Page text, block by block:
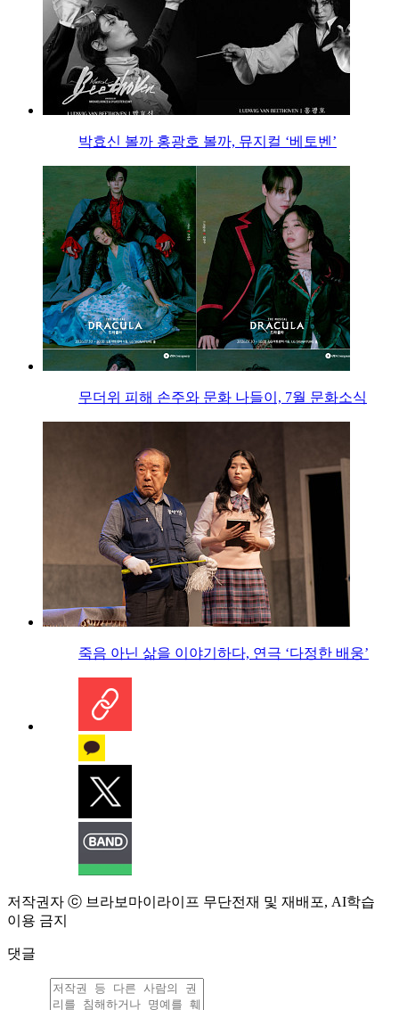
박효신 볼까 홍광호 볼까, 뮤지컬 ‘베토벤’
무더위 피해 손주와 문화 나들이, 7월 문화소식
죽음 아닌 삶을 이야기하다, 연극 ‘다정한 배웅’
저작권자 ⓒ 브라보마이라이프 무단전재 및 재배포, AI학습
이용 금지
댓글